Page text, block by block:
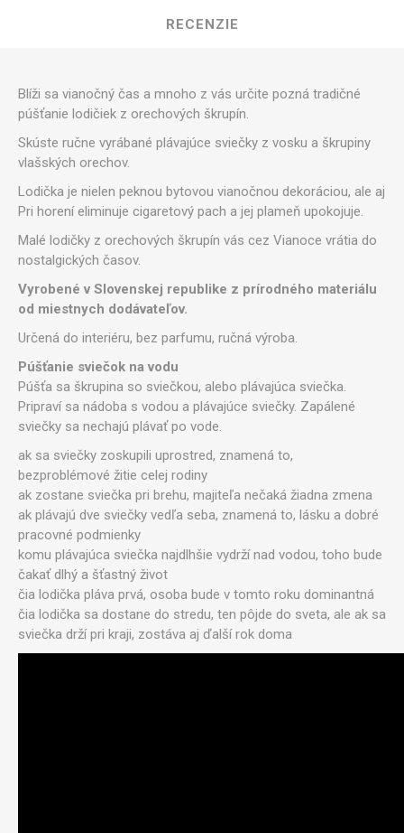
RECENZIE
Blíži sa vianočný čas a mnoho z vás určite pozná tradičné
púšťanie lodičiek z orechových škrupín.
Skúste ručne vyrábané plávajúce sviečky z vosku a škrupiny
vlašských orechov.
Lodička je nielen peknou bytovou vianočnou dekoráciou, ale aj
Pri horení eliminuje cigaretový pach a jej plameň upokojuje.
Malé lodičky z orechových škrupín vás cez Vianoce vrátia do
nostalgických časov.
Vyrobené v Slovenskej republike z prírodného materiálu
od miestnych dodávateľov.
Určená do interiéru, bez parfumu, ručná výroba.
Púšťanie sviečok na vodu
Púšťa sa škrupina so sviečkou, alebo plávajúca sviečka.
Pripraví sa nádoba s vodou a plávajúce sviečky. Zapálené
sviečky sa nechajú plávať po vode.
ak sa sviečky zoskupili uprostred, znamená to,
bezproblémové žitie celej rodiny
ak zostane sviečka pri brehu, majiteľa nečaká žiadna zmena
ak plávajú dve sviečky vedľa seba, znamená to, lásku a dobré
pracovné podmienky
komu plávajúca sviečka najdlhšie vydrží nad vodou, toho bude
čakať dlhý a šťastný život
čia lodička pláva prvá, osoba bude v tomto roku dominantná
čia lodička sa dostane do stredu, ten pôjde do sveta, ale ak sa
sviečka drží pri kraji, zostáva aj ďalší rok doma